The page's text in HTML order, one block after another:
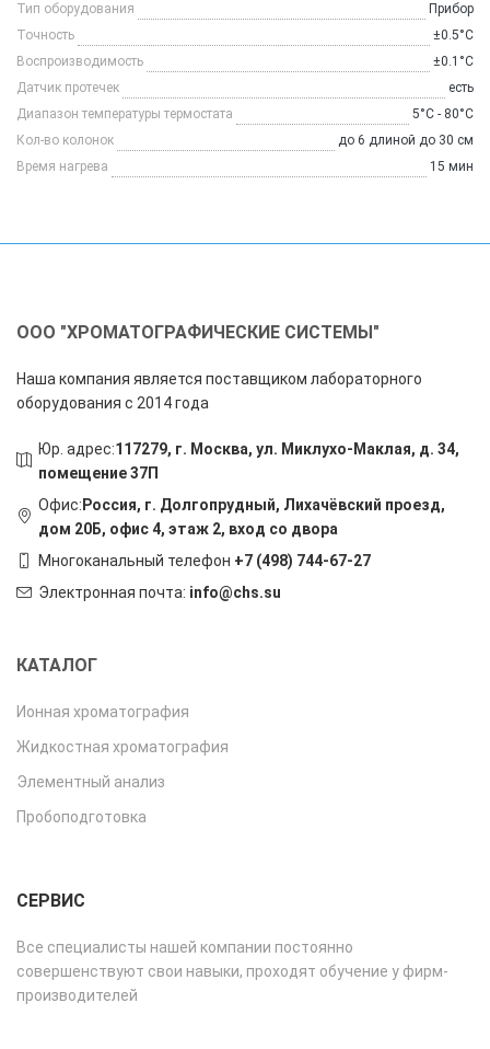
Тип оборудования
Прибор
Точность
±0.5°C
Воспроизводимость
±0.1°C
Датчик протечек
есть
Диапазон температуры термостата
5°C - 80°C
Кол-во колонок
до 6 длиной до 30 см
Время нагрева
15 мин
ООО "ХРОМАТОГРАФИЧЕСКИЕ СИСТЕМЫ"
Наша компания является поставщиком лабораторного
оборудования с 2014 года
Юр. адрес:117279, г. Москва, ул. Миклухо-Маклая, д. 34,
помещение 37П
Офис: Россия, г. Долгопрудный, Лихачёвский проезд,
дом 20Б, офис 4, этаж 2, вход со двора
Многоканальный телефон +7 (498) 744-67-27
Электронная почта: info@chs.su
КАТАЛОГ
Ионная хроматография
Жидкостная хроматография
Элементный анализ
Пробоподготовка
СЕРВИС
Все специалисты нашей компании постоянно
совершенствуют свои навыки, проходят обучение у фирм-
производителей